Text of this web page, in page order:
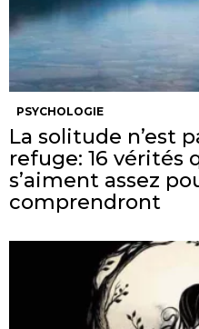
PSYCHOLOGIE
La solitude n’est
refuge: 16 vérités
s’aiment assez
comprendront